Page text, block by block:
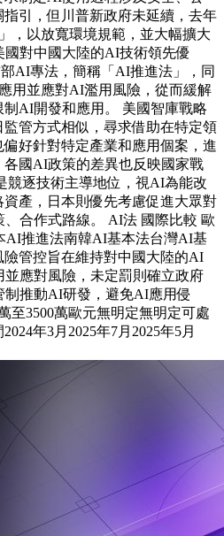
引，但川普新政府未延續，去年
，以放寬環境規範，並大幅擴大
對中國大陸的AI技術領先優
AI專法，簡稱「AI推進法」，同
用並應對AI濫用風險，從而緩解
AI開發和應用。 美國智庫戰略
管方式相似，尋求借助在特定領
好針對特定產業和應用個案，進
國AI政策的差異也反映國家戰
競逐技術主導地位，視AI為能改
產，日本則優先考慮促進大眾對
合作式路線。 AI法 國際比較 歐
AI推進法南韓AI基本法台灣AI基
管控旨在維持對中國大陸的AI
應對風險，未定罰則確立政府
推動AI研發，避免AI應用侵
至3500萬歐元無明定無明定可處
年3月2025年7月2025年5月